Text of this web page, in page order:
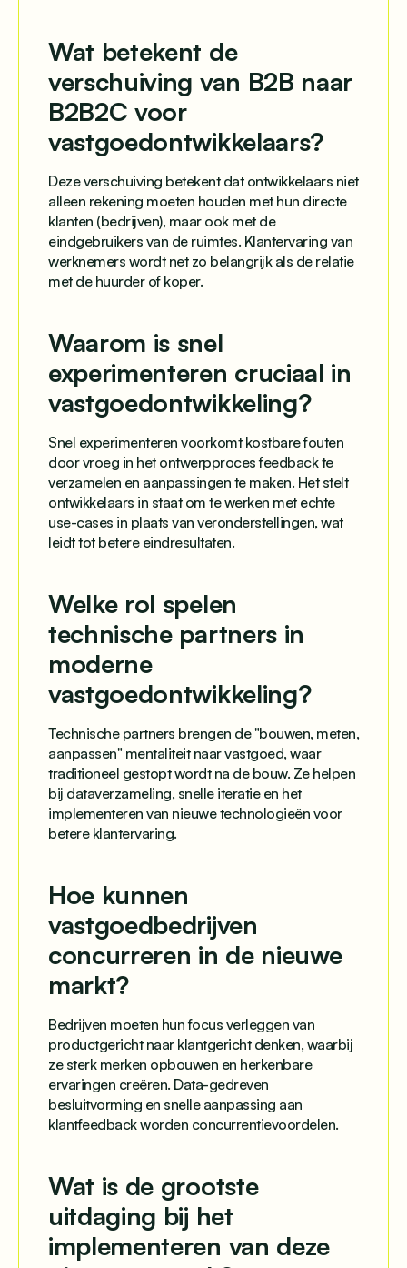
Wat betekent de
verschuiving van B2B naar
B2B2C voor
vastgoedontwikkelaars?
Deze verschuiving betekent dat ontwikkelaars niet
alleen rekening moeten houden met hun directe
klanten (bedrijven), maar ook met de
eindgebruikers van de ruimtes. Klantervaring van
werknemers wordt net zo belangrijk als de relatie
met de huurder of koper.
Waarom is snel
experimenteren cruciaal in
vastgoedontwikkeling?
Snel experimenteren voorkomt kostbare fouten
door vroeg in het ontwerpproces feedback te
verzamelen en aanpassingen te maken. Het stelt
ontwikkelaars in staat om te werken met echte
use-cases in plaats van veronderstellingen, wat
leidt tot betere eindresultaten.
Welke rol spelen
technische partners in
moderne
vastgoedontwikkeling?
Technische partners brengen de "bouwen, meten,
aanpassen" mentaliteit naar vastgoed, waar
traditioneel gestopt wordt na de bouw. Ze helpen
bij dataverzameling, snelle iteratie en het
implementeren van nieuwe technologieën voor
betere klantervaring.
Hoe kunnen
vastgoedbedrijven
concurreren in de nieuwe
markt?
Bedrijven moeten hun focus verleggen van
productgericht naar klantgericht denken, waarbij
ze sterk merken opbouwen en herkenbare
ervaringen creëren. Data-gedreven
besluitvorming en snelle aanpassing aan
klantfeedback worden concurrentievoordelen.
Wat is de grootste
uitdaging bij het
implementeren van deze